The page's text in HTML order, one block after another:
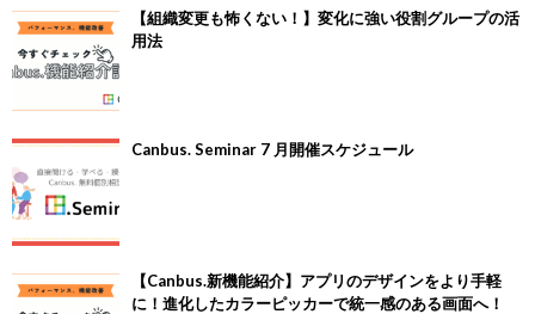
【組織変更も怖くない！】変化に強い役割グループの活
用法
Canbus. Seminar 7 月開催スケジュール
【Canbus.新機能紹介】アプリのデザインをより手軽
に！進化したカラーピッカーで統一感のある画面へ！